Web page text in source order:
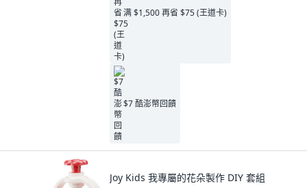
满 $1,500 再省 $75 (王道卡)
$7 酷澎幣回饋
Joy Kids 我專屬的花朵製作 DIY 套組